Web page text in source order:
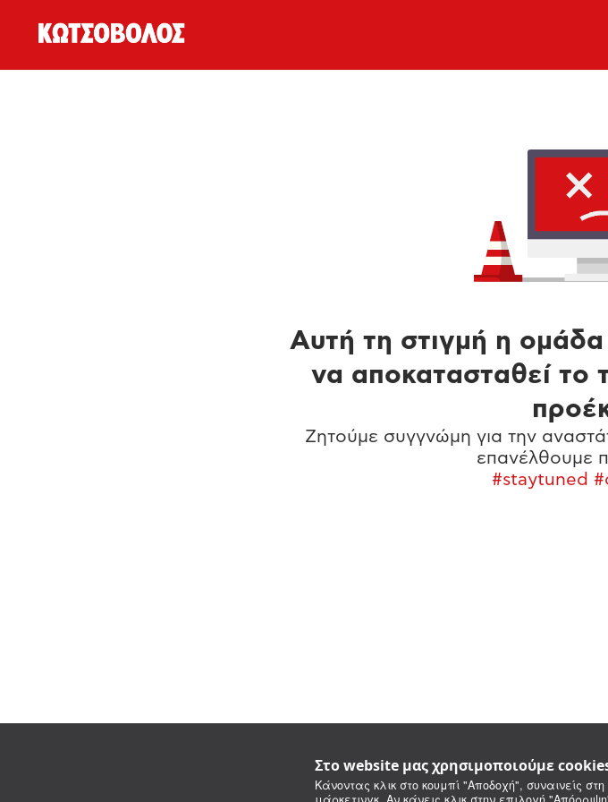
Στο website μας χρησιμοποιούμε
Κάνοντας κλικ στο κουμπί "Αποδοχή", συναινείς
Αυτή τη στιγμή η
να αποκατασταθεί το
Ζητούμε συγγνώμη για την
επανέλθουμε
#staytuned